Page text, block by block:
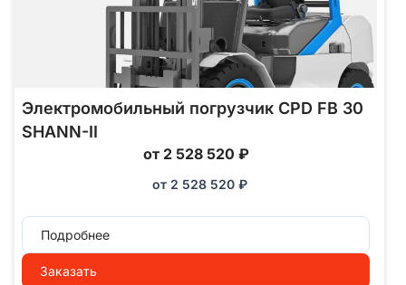
Электромобильный погрузчик CPD FB 30
SHANN-II
от 2 528 520 ₽
от 2 528 520 ₽
Подробнее
Заказать